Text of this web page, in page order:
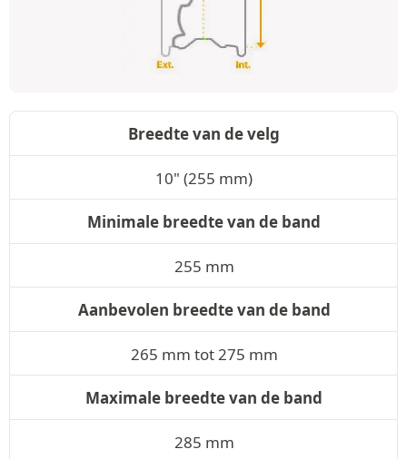
Breedte van de velg
10" (255 mm)
Minimale breedte van de band
255 mm
Aanbevolen breedte van de band
265 mm tot 275 mm
Maximale breedte van de band
285 mm